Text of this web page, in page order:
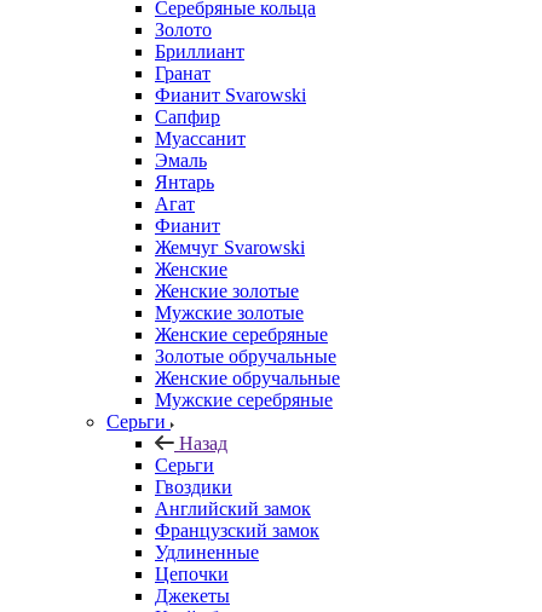
Серебряные кольца
Золото
Бриллиант
Гранат
Фианит Svarowski
Сапфир
Муассанит
Эмаль
Янтарь
Агат
Фианит
Жемчуг Svarowski
Женские
Женские золотые
Мужские золотые
Женские серебряные
Золотые обручальные
Женские обручальные
Мужские серебряные
Серьги
Назад
Серьги
Гвоздики
Английский замок
Французский замок
Удлиненные
Цепочки
Джекеты